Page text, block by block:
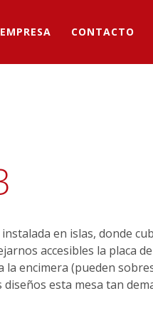
EMPRESA CONTACTO
en islas, donde
accesibles la placa
encimera (pueden
esta mesa tan